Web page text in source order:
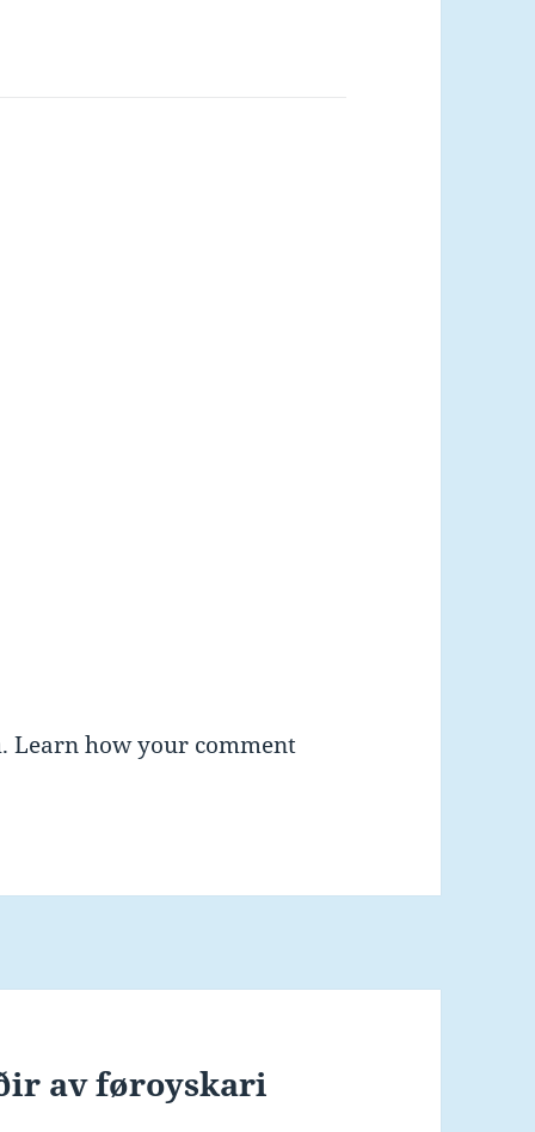
Learn how your comment
av føroyskari